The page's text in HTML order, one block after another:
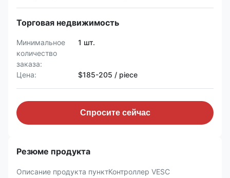
Торговая недвижимость
Минимальное
количество
заказа:
1 шт.
Цена: $185-205 / piece
Спросите сейчас
Резюме продукта
Описание продукта пунктКонтроллер VESC